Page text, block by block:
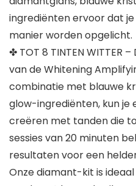
ingrediënten ervoor dat
manier worden opgelicht.
✤ TOT 8 TINTEN WITTER
van de Whitening
combinatie met blauwe
glow-ingrediënten, kun je
creëren met tanden die
sessies van 20 minuten
resultaten voor een
Onze diamant-kit is